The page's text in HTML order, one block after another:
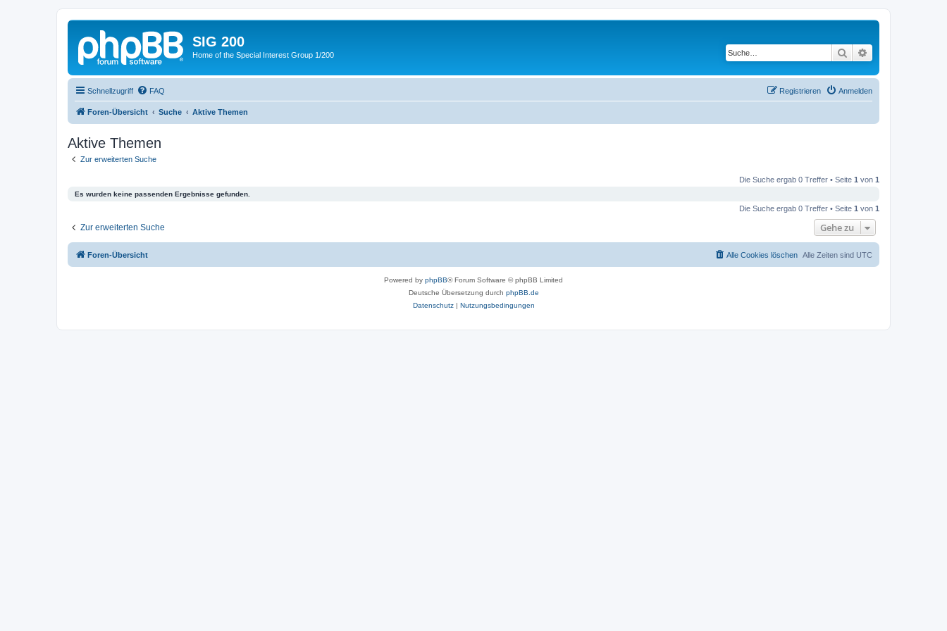
SIG 200
Home of the Special Interest Group 1/200 Suche
Schnellzugriff FAQ Anmelden
Registrieren
Foren-Übersicht Suche Aktive Themen
Aktive Themen
Zur erweiterten Suche
Die Suche ergab 0 Treffer • Seite 1 von 1
Es wurden keine passenden Ergebnisse gefunden.
Die Suche ergab 0 Treffer • Seite 1 von 1
Zur erweiterten Suche Gehe zu
Foren-Übersicht Alle Zeiten sind UTC
Alle Cookies löschen
Powered by phpBB® Forum Software © phpBB Limited
Deutsche Übersetzung durch phpBB.de
Datenschutz| Nutzungsbedingungen